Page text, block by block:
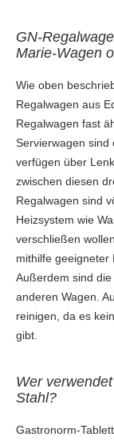
GN-
Marie-Wagen
Wie oben
Regalwagen aus
Regalwagen fast
Servierwagen sind
verfügen über
zwischen diesen
Regalwagen sind
Heizsystem wie
verschließen
mithilfe geeigneter
Außerdem sind
anderen Wagen.
reinigen, da es
gibt.
Wer
Stahl?
Gastronorm-